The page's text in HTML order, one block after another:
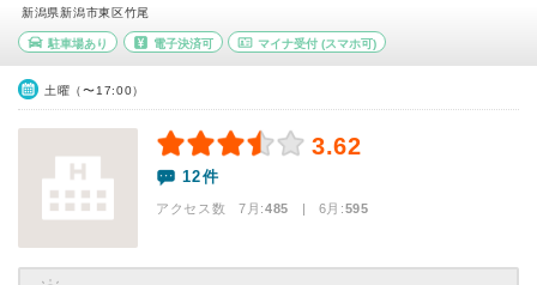
新潟県新潟市東区竹尾
駐車場あり 電子決済可 マイナ受付 (スマホ可)
土曜（〜17:00）
3.62
12件
アクセス数 7月:485 | 6月:595